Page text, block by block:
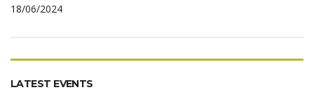
18/06/2024
LATEST EVENTS